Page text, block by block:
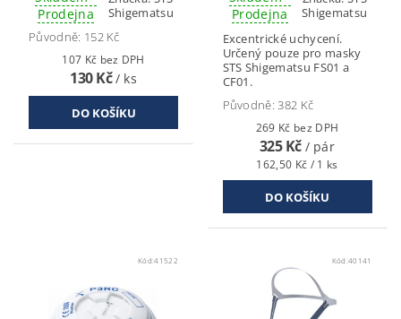
Prodejna
Shigematsu
Původně: 152 Kč
107 Kč bez DPH
130 Kč/ ks
Prodejna
Shigematsu
Excentrické uchycení.
Určený pouze pro masky
STS Shigematsu FS01 a
CF01.
Původně:382 Kč
269 Kč bez DPH
325 Kč / pár
162,50 Kč / 1 ks
Kód:41522 Kód:40141